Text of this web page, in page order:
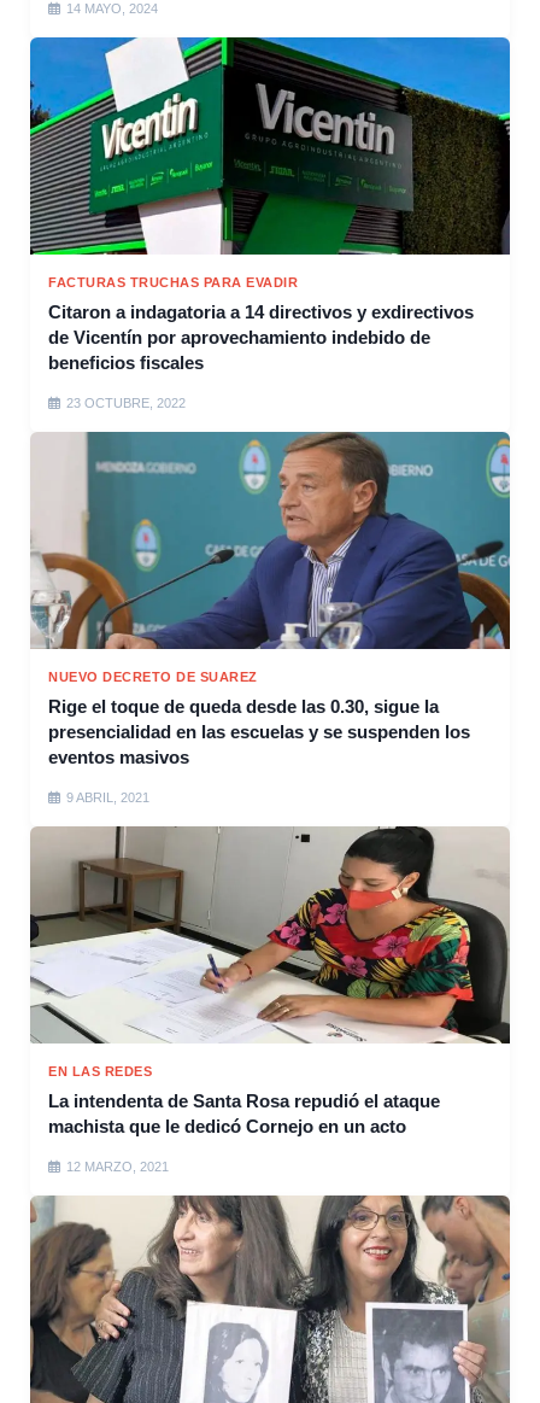
14 MAYO, 2024
FACTURAS TRUCHAS PARA EVADIR
Citaron a indagatoria a 14 directivos y exdirectivos
de Vicentín por aprovechamiento indebido de
beneficios fiscales
23 OCTUBRE, 2022
NUEVO DECRETO DE SUAREZ
Rige el toque de queda desde las 0.30, sigue la
presencialidad en las escuelas y se suspenden los
eventos masivos
9 ABRIL, 2021
EN LAS REDES
La intendenta de Santa Rosa repudió el ataque
machista que le dedicó Cornejo en un acto
12 MARZO, 2021